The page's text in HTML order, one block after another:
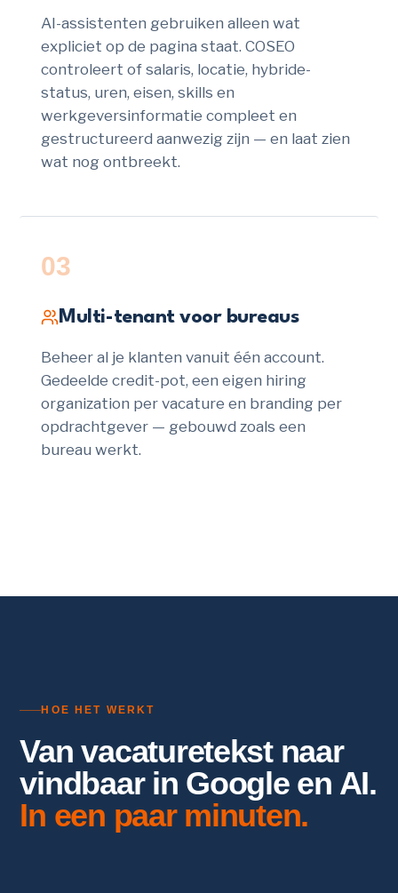
AI-assistenten gebruiken alleen wat
expliciet op de pagina staat. COSEO
controleert of salaris, locatie, hybride-
status, uren, eisen, skills en
werkgeversinformatie compleet en
gestructureerd aanwezig zijn — en laat zien
wat nog ontbreekt.
03
Multi-tenant voor bureaus
Beheer al je klanten vanuit één account.
Gedeelde credit-pot, een eigen hiring
organization per vacature en branding per
opdrachtgever — gebouwd zoals een
bureau werkt.
HOE HET WERKT
Van vacaturetekst naar
vindbaar in Google en AI.
In een paar minuten.